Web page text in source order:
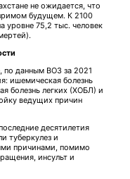
не ожидается, что
будущем. К 2100
уровне 75,2 тыс. человек
данным ВОЗ за 2021
ишемическая болезнь
болезнь легких (ХОБЛ) и
ведущих причин
десятилетия
туберкулез и
причинами, помимо
инсульт и